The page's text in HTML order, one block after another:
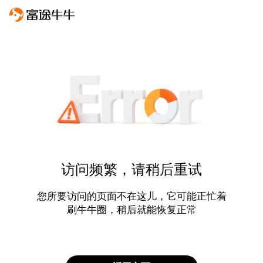
访问频繁，请稍后重试
您所要访问的页面不在这儿，它可能正忙着
刷牛牛圈，稍后就能恢复正常